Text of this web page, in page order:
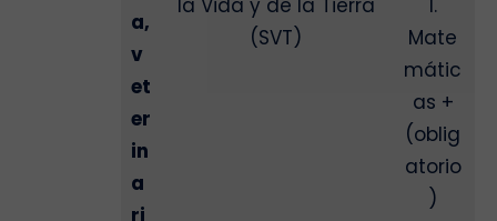
a,
v
et
er
in
a
ri
la Vida y de la Tierra
(SVT)
1.
Mate
mátic
as +
(oblig
atorio
)